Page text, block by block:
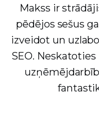
Makss ir
pēdējos sešus
izveidot un
SEO.